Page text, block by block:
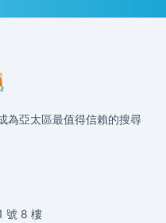
為亞太區最值得信賴的搜尋
號 8 樓